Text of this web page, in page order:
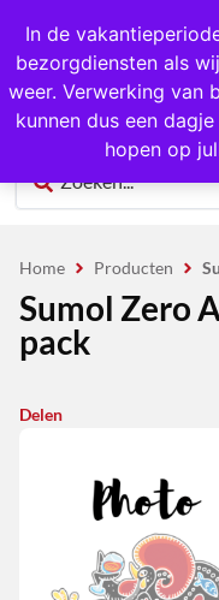
In de
bezorgdiensten als
weer. Verwerking van
kunnen dus een
hopen op
Home Producten
Sumol Zero
pack
Delen